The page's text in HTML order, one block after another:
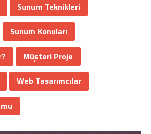
Sunum Teknikleri
Sunum Konuları
Müşteri Proje
Web Tasarımcılar